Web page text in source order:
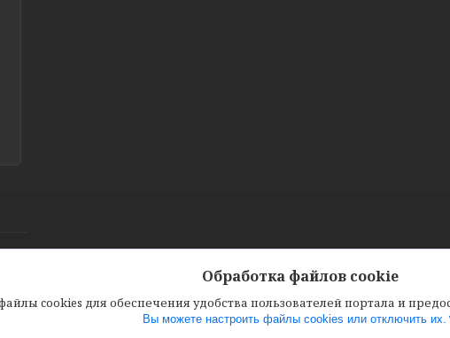
Обработка файлов cookie
cookies для обеспечения удобства пользователей портала и
Вы можете настроить файлы cookies или отключить их.